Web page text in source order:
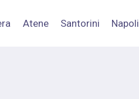
Atene Santorini Napoli